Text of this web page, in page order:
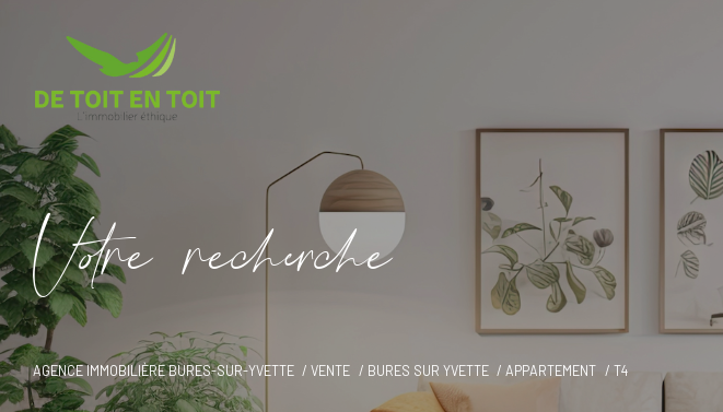
Vore recece
AGENCE IMMOBILIÈRE BURES-SUR-YVETTE VENTE BURES SUR YVETTE APPARTEMENT T4